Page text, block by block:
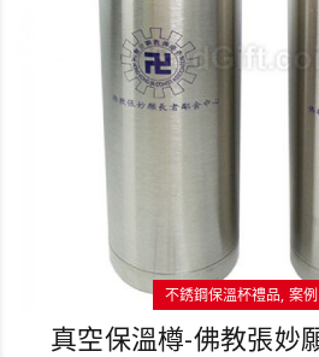
不銹鋼保溫杯禮品 案
真空保溫樽-佛教張妙